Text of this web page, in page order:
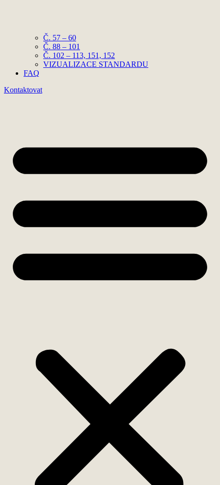
Č. 57 – 60
Č. 88 – 101
Č. 102 – 113, 151, 152
VIZUALIZACE STANDARDU
FAQ
Kontaktovat